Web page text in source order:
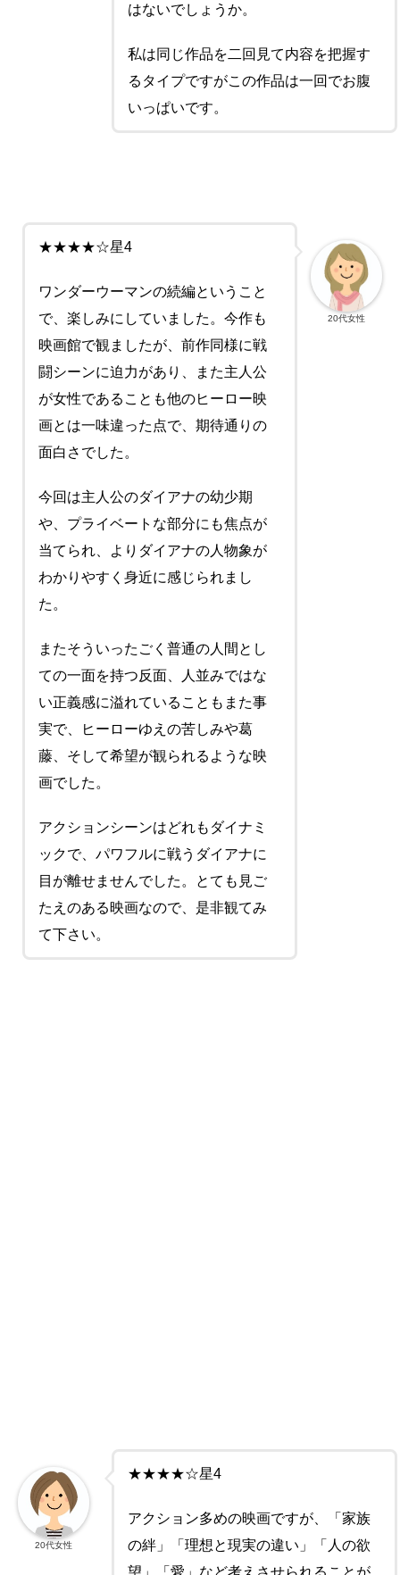
はないでしょうか。
私は同じ作品を二回見て内容を把握す
るタイプですがこの作品は一回でお腹
いっぱいです。
★★★★☆星4
ワンダーウーマンの続編ということ
で、楽しみにしていました。今作も
映画館で観ましたが、前作同様に戦
闘シーンに迫力があり、また主人公
が女性であることも他のヒーロー映
画とは一味違った点で、期待通りの
面白さでした。
今回は主人公のダイアナの幼少期
や、プライベートな部分にも焦点が
当てられ、よりダイアナの人物象が
わかりやすく身近に感じられまし
た。
またそういったごく普通の人間とし
ての一面を持つ反面、人並みではな
い正義感に溢れていることもまた事
実で、ヒーローゆえの苦しみや葛
藤、そして希望が観られるような映
画でした。
アクションシーンはどれもダイナミ
ックで、パワフルに戦うダイアナに
目が離せませんでした。とても見ご
たえのある映画なので、是非観てみ
て下さい。
20代女性
★★★★☆星4
アクション多めの映画ですが、「家族
の絆」「理想と現実の違い」「人の欲
望」「愛」など考えさせられることが
20代女性